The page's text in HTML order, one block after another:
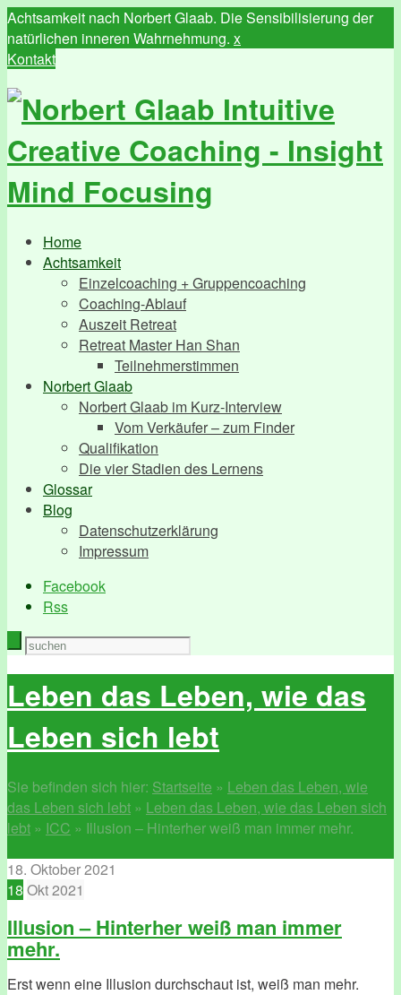
Achtsamkeit nach Norbert Glaab. Die Sensibilisierung der
natürlichen inneren Wahrnehmung. x
Kontakt
Home
Achtsamkeit
Einzelcoaching + Gruppencoaching
Coaching-Ablauf
Auszeit Retreat
Retreat Master Han Shan
Teilnehmerstimmen
Norbert Glaab
Norbert Glaab im Kurz-Interview
Vom Verkäufer – zum Finder
Qualifikation
Die vier Stadien des Lernens
Glossar
Blog
Datenschutzerklärung
Impressum
Facebook
Rss
Leben das Leben, wie das
Leben sich lebt
Sie befinden sich hier: Startseite » Leben das Leben, wie
das Leben sich lebt » Leben das Leben, wie das Leben sich
lebt » ICC » Illusion – Hinterher weiß man immer mehr.
18. Oktober 2021
18 Okt2021
Illusion – Hinterher weiß man immer
mehr.
Erst wenn eine Illusion durchschaut ist, weiß man mehr.